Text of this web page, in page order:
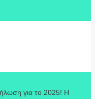
για το 2025! Η